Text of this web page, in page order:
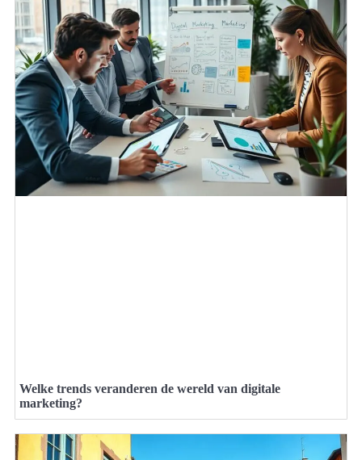
Welke trends veranderen de wereld van digitale
marketing?